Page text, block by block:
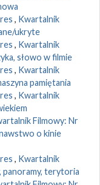
, Kwartalnik
ukryte
, Kwartalnik
słowo w filmie
, Kwartalnik
pamiętania
, Kwartalnik
Filmowy: Nr
o kinie
, Kwartalnik
panoramy, terytoria